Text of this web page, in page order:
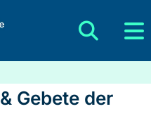
Gebete der